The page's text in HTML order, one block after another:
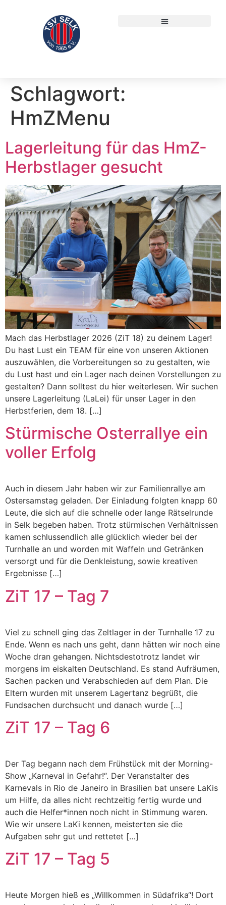
Schlagwort:
HmZMenu
Lagerleitung für das HmZ-
Herbstlager gesucht
Mach das Herbstlager 2026 (ZiT 18) zu deinem Lager!
Du hast Lust ein TEAM für eine von unseren Aktionen
auszuwählen, die Vorbereitungen so zu gestalten, wie
du Lust hast und ein Lager nach deinen Vorstellungen zu
gestalten? Dann solltest du hier weiterlesen. Wir suchen
unsere Lagerleitung (LaLei) für unser Lager in den
Herbstferien, dem 18. […]
Stürmische Osterrallye ein
voller Erfolg
Auch in diesem Jahr haben wir zur Familienrallye am
Ostersamstag geladen. Der Einladung folgten knapp 60
Leute, die sich auf die schnelle oder lange Rätselrunde
in Selk begeben haben. Trotz stürmischen Verhältnissen
kamen schlussendlich alle glücklich wieder bei der
Turnhalle an und worden mit Waffeln und Getränken
versorgt und für die Denkleistung, sowie kreativen
Ergebnisse […]
ZiT 17 – Tag 7
Viel zu schnell ging das Zeltlager in der Turnhalle 17 zu
Ende. Wenn es nach uns geht, dann hätten wir noch eine
Woche dran gehangen. Nichtsdestotrotz landet wir
morgens im eiskalten Deutschland. Es stand Aufräumen,
Sachen packen und Verabschieden auf dem Plan. Die
Eltern wurden mit unserem Lagertanz begrüßt, die
Fundsachen durchsucht und danach wurde […]
ZiT 17 – Tag 6
Der Tag begann nach dem Frühstück mit der Morning-
Show „Karneval in Gefahr!“. Der Veranstalter des
Karnevals in Rio de Janeiro in Brasilien bat unsere LaKis
um Hilfe, da alles nicht rechtzeitig fertig wurde und
auch die Helfer*innen noch nicht in Stimmung waren.
Wie wir unsere LaKi kennen, meisterten sie die
Aufgaben sehr gut und rettetet […]
ZiT 17 – Tag 5
Heute Morgen hieß es „Willkommen in Südafrika“! Dort